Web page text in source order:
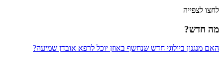
לחצו לצפייה
מה חדש?
האם מנגנון ביולוגי חדש שנחשף באוזן יוכל לרפא אובדן שמיעה?